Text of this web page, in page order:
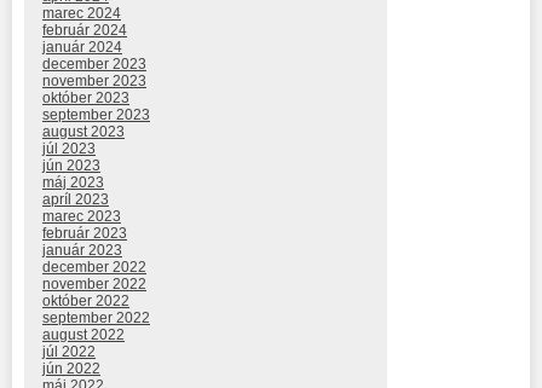
marec 2024
február 2024
január 2024
december 2023
november 2023
október 2023
september 2023
august 2023
júl 2023
jún 2023
máj 2023
apríl 2023
marec 2023
február 2023
január 2023
december 2022
november 2022
október 2022
september 2022
august 2022
júl 2022
jún 2022